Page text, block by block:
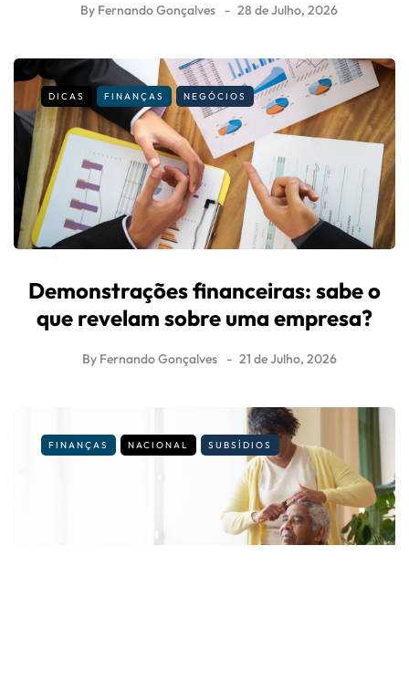
By Fernando Gonçalves 28 de Julho, 2026
DICAS FINANÇAS NEGÓCIOS
Demonstrações financeiras: sabe o
que revelam sobre uma empresa?
By Fernando Gonçalves 21 de Julho, 2026
FINANÇAS NACIONAL SUBSÍDIOS